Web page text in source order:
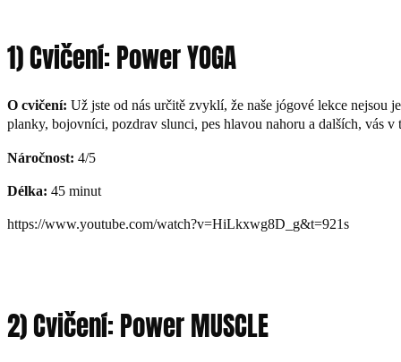
1) Cvičení: Power YOGA
O cvičení: Už jste od nás určitě zvyklí, že naše jógové lekce nejsou
planky, bojovníci, pozdrav slunci, pes hlavou nahoru a dalších, vás
Náročnost: 4/5
Délka: 45 minut
https://www.youtube.com/watch?v=HiLkxwg8D_g&t=921s
2) Cvičení: Power MUSCLE